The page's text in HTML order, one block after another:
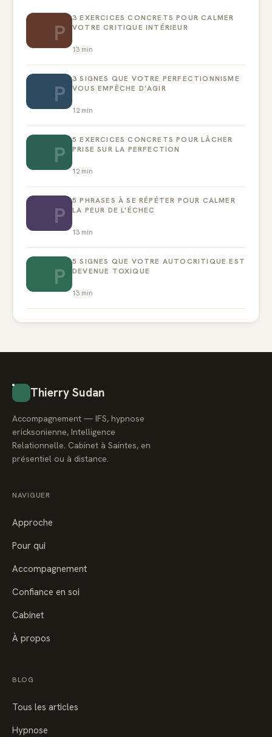
P
3 EXERCICES CONCRETS POUR CALMER
VOTRE CRITIQUE INTÉRIEUR
13 min
P
3 SIGNES QUE VOTRE PERFECTIONNISME
VOUS EMPÊCHE D’AGIR
12 min
P
5 EXERCICES CONCRETS POUR LÂCHER
PRISE SUR LA PERFECTION
12 min
P
5 PHRASES À SE RÉPÉTER POUR CALMER
LA PEUR DE L’ÉCHEC
13 min
P
5 SIGNES QUE VOTRE AUTOCRITIQUE EST
DEVENUE TOXIQUE
13 min
Thierry Sudan
Accompagnement — IFS, hypnose
ericksonienne, Intelligence
Relationnelle. Cabinet à Saintes, en
présentiel ou à distance.
NAVIGUER
Approche
Pour qui
Accompagnement
Confiance en soi
Cabinet
À propos
BLOG
Tous les articles
Hypnose